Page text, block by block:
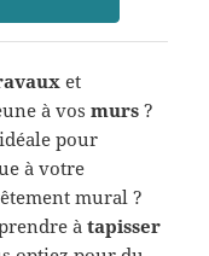
et
à vosmurs ?
pour
à votre
mural ?
àtapisser